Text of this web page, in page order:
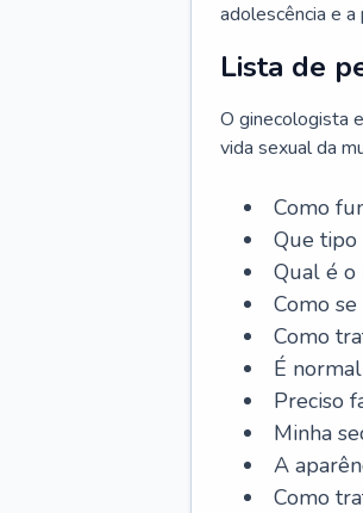
adolescência e
Lista de
O ginecologista
vida sexual da
Como
Que tipo
Qual é o
Como
Como
É
Preciso
Minha
A
Como